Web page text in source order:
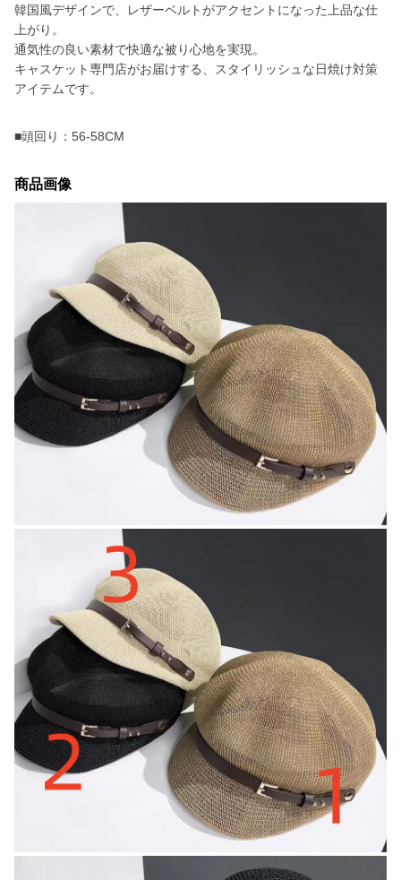
韓国風デザインで、レザーベルトがアクセントになった上品な仕
上がり。
通気性の良い素材で快適な被り心地を実現。
キャスケット専門店がお届けする、スタイリッシュな日焼け対策
アイテムです。
■頭回り：56-58CM
商品画像